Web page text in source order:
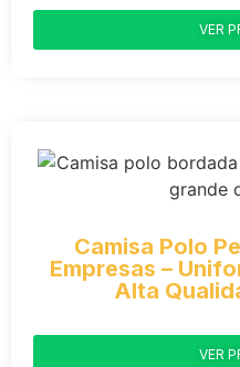
VER
Camisa Polo
Empresas –
Alta
VER